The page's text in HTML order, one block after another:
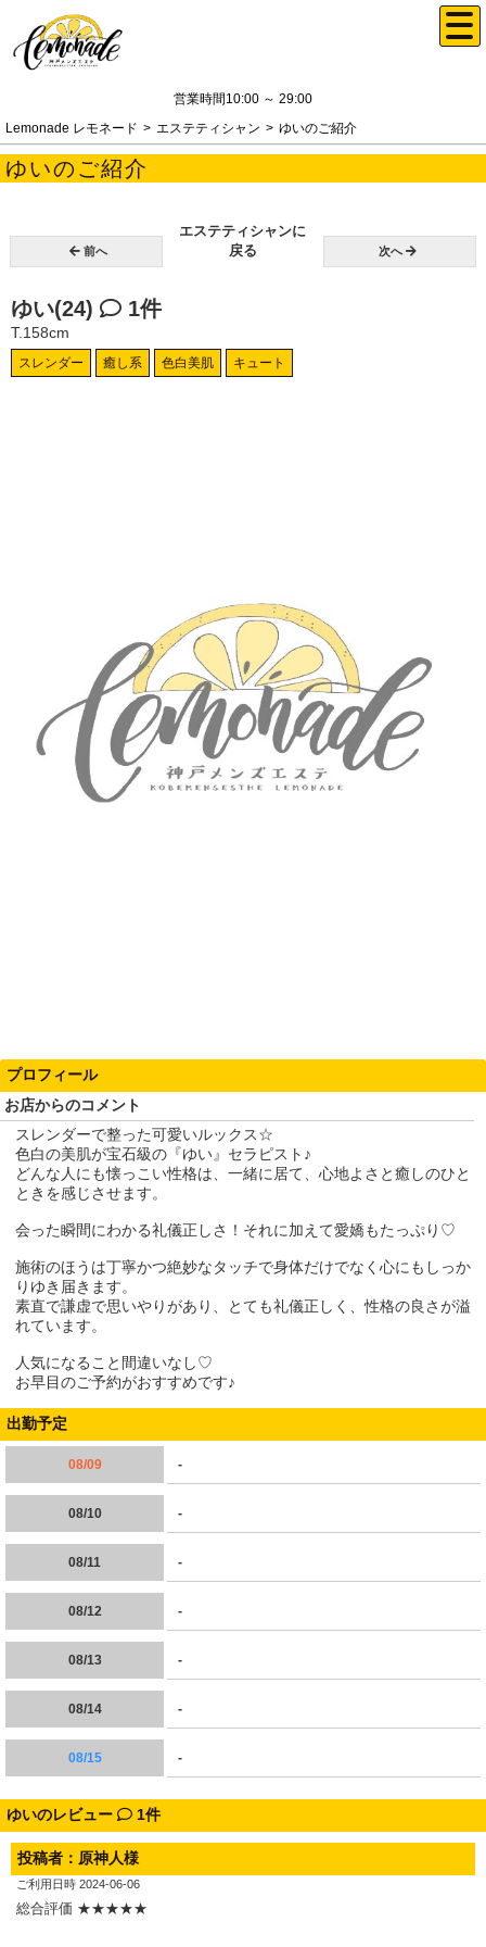
営業時間10:00 ～ 29:00
Lemonade レモネード
エステティシャン ゆいのご紹介
ゆいのご紹介
前へ
エステティシャンに
戻る
次へ
ゆい(24) 1件
T.158cm
スレンダー 癒し系 色白美肌 キュート
プロフィール
お店からのコメント
スレンダーで整った可愛いルックス☆
色白の美肌が宝石級の『ゆい』セラピスト♪
どんな人にも懐っこい性格は、一緒に居て、心地よさと癒しのひと
ときを感じさせます。
会った瞬間にわかる礼儀正しさ！それに加えて愛嬌もたっぷり♡
施術のほうは丁寧かつ絶妙なタッチで身体だけでなく心にもしっか
りゆき届きます。
素直で謙虚で思いやりがあり、とても礼儀正しく、性格の良さが溢
れています。
人気になること間違いなし♡
お早目のご予約がおすすめです♪
出勤予定
08/09 -
08/10 -
08/11 -
08/12 -
08/13 -
08/14 -
08/15 -
ゆいのレビュー 1件
投稿者：原神人様
ご利用日時 2024-06-06
総合評価 ★★★★★